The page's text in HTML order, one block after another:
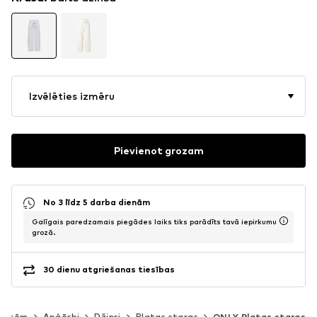
Izvēlēties izmēru
Pievienot grozam
No 3 līdz 5 darba dienām
Galīgais paredzamais piegādes laiks tiks parādīts tavā iepirkumu
grozā.
30 dienu atgriešanas tiesības